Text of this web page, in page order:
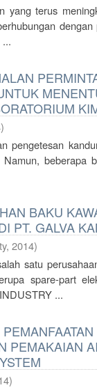
yang terus
)
pengetesan
beberapa
BAKU
PT. GALVA
, 2014)
satu
spare-part
...
PEMAKAIAN
)